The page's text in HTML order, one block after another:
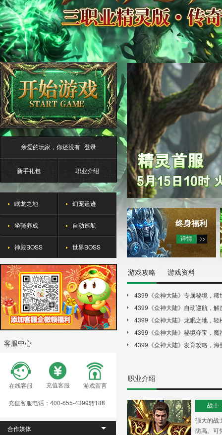
亲爱的玩家，你还没有 登录
新手礼包 职业介绍
眠龙之地 幻宠遗迹
坐骑养成 自动巡航
神殿BOSS 世界BOSS
客服中心
在线客服 充值客服 游戏留言
充值客服电话：400-655-4399转188
合作媒体
终身福利
详情
游戏攻略 游戏资料
4399《众神大陆》专属秘境，稀
者有份
4399《众神大陆》自动巡航，解
松挂机
4399《众神大陆》龙眠之地，轻
龙神装
4399《众神大陆》秘境夺宝，魔
者先得
4399《众神大陆》发育攻略，海
离线挂机 行会
装备神铸
天地
专属秘境
龙眠
神殿BOSS
打
跨服争霸
秘境
职业介绍
战士
强大的战
防高。可